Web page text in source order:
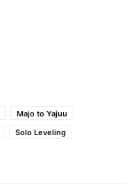
Majo to Yajuu
Solo Leveling